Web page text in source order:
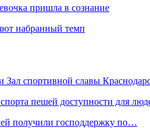
пришла в сознание
набранный темп
Зал спортивной славы
пешей доступности для
получили господдержку по…